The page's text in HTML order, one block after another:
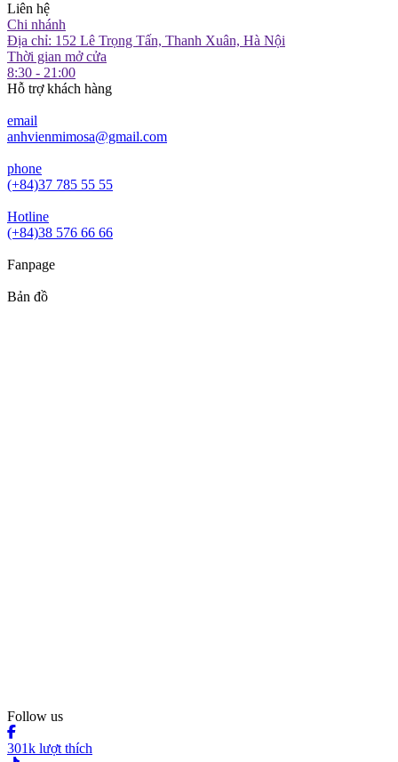
Liên hệ
Chi nhánh
Địa chỉ: 152 Lê Trọng Tấn, Thanh Xuân, Hà Nội
Thời gian mở cửa
8:30 - 21:00
Hỗ trợ khách hàng
email
anhvienmimosa@gmail.com
phone
(+84)37 785 55 55
Hotline
(+84)38 576 66 66
Fanpage
Bản đồ
Follow us
301k lượt thích